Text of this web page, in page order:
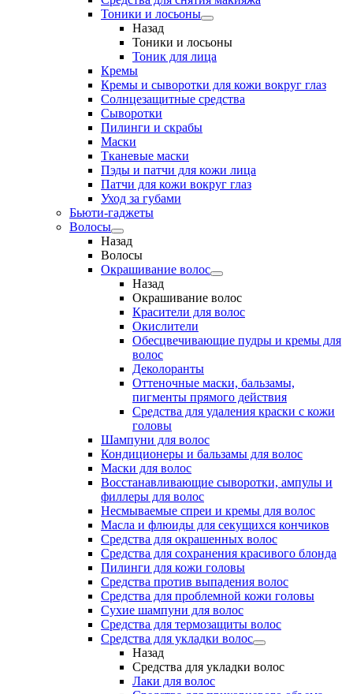
Тоники и лосьоны
Назад
Тоники и лосьоны
Тоник для лица
Кремы
Кремы и сыворотки для кожи вокруг глаз
Солнцезащитные средства
Сыворотки
Пилинги и скрабы
Маски
Тканевые маски
Пэды и патчи для кожи лица
Патчи для кожи вокруг глаз
Уход за губами
Бьюти-гаджеты
Волосы
Назад
Волосы
Окрашивание волос
Назад
Окрашивание волос
Красители для волос
Окислители
Обесцвечивающие пудры и кремы для
волос
Деколоранты
Оттеночные маски, бальзамы,
пигменты прямого действия
Средства для удаления краски с кожи
головы
Шампуни для волос
Кондиционеры и бальзамы для волос
Маски для волос
Восстанавливающие сыворотки, ампулы и
филлеры для волос
Несмываемые спреи и кремы для волос
Масла и флюиды для секущихся кончиков
Средства для окрашенных волос
Средства для сохранения красивого блонда
Пилинги для кожи головы
Средства против выпадения волос
Средства для проблемной кожи головы
Сухие шампуни для волос
Средства для термозащиты волос
Средства для укладки волос
Назад
Средства для укладки волос
Лаки для волос